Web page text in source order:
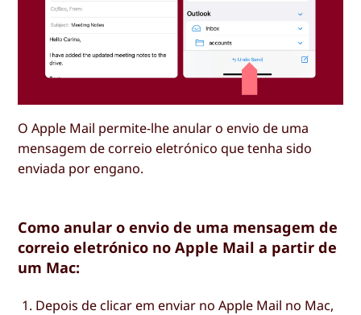
O Apple Mail permite-lhe anular o envio de uma
mensagem de correio eletrónico que tenha sido
enviada por engano.
Como anular o envio de uma mensagem de
correio eletrónico no Apple Mail a partir de
um Mac:
Depois de clicar em enviar no Apple Mail no Mac,